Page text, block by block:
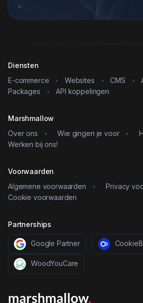
Diensten
E-commerce
• Websites • CMS •
Packages
• API koppelingen
Marshmallow
Over ons
• Wie gingen je voor •
Werken bij ons!
Voorwaarden
Algemene voorwaarden
• Privacy
Cookie voorwaarden
Partnerships
Google Partner
WoodYouCare